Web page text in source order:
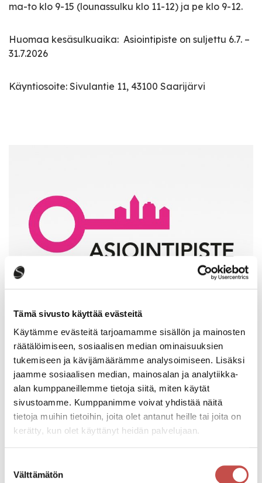
Tämä sivusto käyttää evästeitä
Käytämme evästeitä tarjoamamme sisällön ja mainosten
räätälöimiseen, sosiaalisen median ominaisuuksien
tukemiseen ja kävijämäärämme analysoimiseen. Lisäksi
jaamme sosiaalisen median, mainosalan ja analytiikka-
alan kumppaneillemme tietoja siitä, miten käytät
sivustoamme. Kumppanimme voivat yhdistää näitä
tietoja muihin tietoihin, joita olet antanut heille tai joita on
kerätty, kun olet käyttänyt heidän palvelujaan.
valinta
Välttämätön
ma-to klo 9-15 (lounassulku klo 11-12) ja pe klo 9-12.
Huomaa kesäsulkuaika: Asiointipiste on suljettu 6.7. –
31.7.2026
Käyntiosoite: Sivulantie 11, 43100 Saarijärvi
Asiointipisteen palvelut